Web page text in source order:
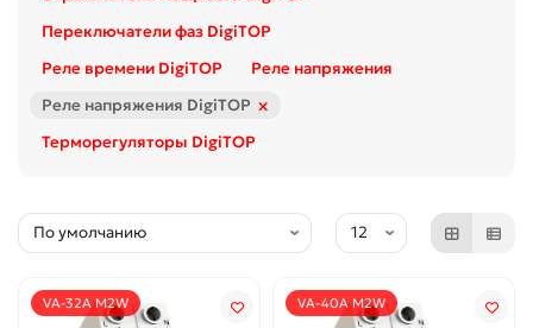
Переключатели фаз DigiTOP
Реле времени DigiTOP
Реле напряжения
Реле напряжения DigiTOP ×
Терморегуляторы DigiTOP
VА-32A M2W VА-40A M2W